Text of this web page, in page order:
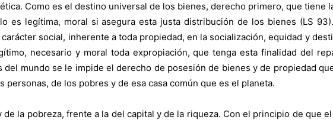
Como es el destino universal de los bienes, derecho primero, que tiene
es legítima, moral si asegura esta justa distribución de los bienes (LS
social, inherente a toda propiedad, en la socialización, equidad y
necesario y moral toda expropiación, que tenga esta finalidad del
mundo se le impide el derecho de posesión de bienes y de propiedad
de los pobres y de esa casa común que es el planeta.
la pobreza, frente a la del capital y de la riqueza. Con el principio de que